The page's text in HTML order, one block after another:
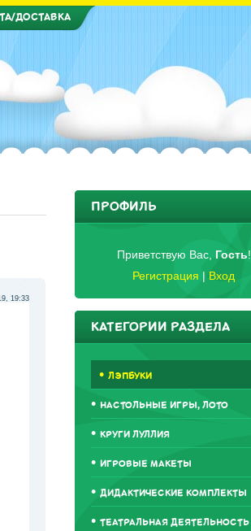
ДОСТАВКА
19:33
ПРОФИЛЬ
Приветствую Вас, Гость!
Регистрация | Вход
КАТЕГОРИИ РАЗДЕЛА
ЛЭПБУКИ
НАСТОЛЬНЫЕ ИГРЫ, ЛОТО
КРУГИ ЛУЛЛИЯ
ИГРОВЫЕ МАКЕТЫ
ДИДАКТИЧЕСКИЕ КОМПЛЕКТЫ
ТЕАТРАЛЬНАЯ ДЕЯТЕЛЬНОСТЬ